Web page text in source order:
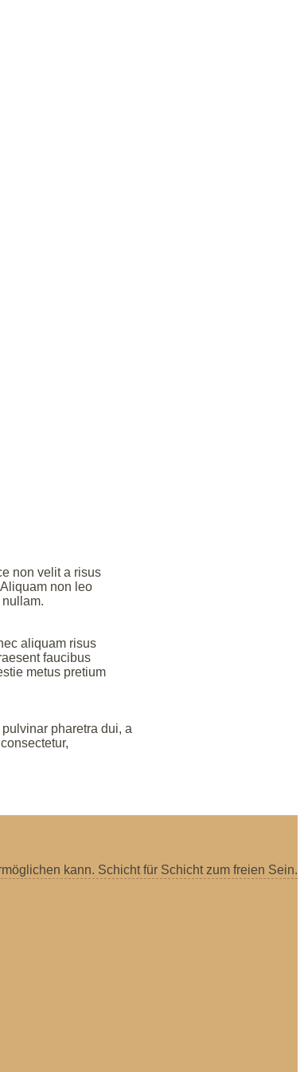
non velit a risus
non leo
aliquam risus
faucibus
metus pretium
pharetra dui, a
kann. Schicht für Schicht zum freien Sein.